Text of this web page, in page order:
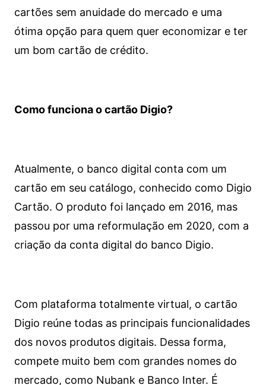
cartões sem anuidade do mercado e uma
ótima opção para quem quer economizar e ter
um bom cartão de crédito.
Como funciona o cartão Digio?
Atualmente, o banco digital conta com um
cartão em seu catálogo, conhecido como Digio
Cartão. O produto foi lançado em 2016, mas
passou por uma reformulação em 2020, com a
criação da conta digital do banco Digio.
Com plataforma totalmente virtual, o cartão
Digio reúne todas as principais funcionalidades
dos novos produtos digitais. Dessa forma,
compete muito bem com grandes nomes do
mercado, como Nubank e Banco Inter. É